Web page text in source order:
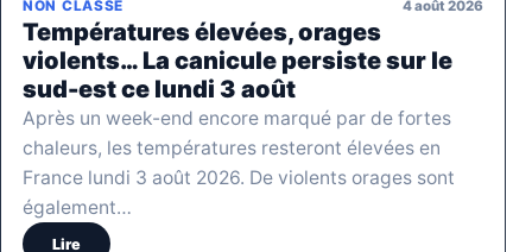
NON CLASSÉ 4 août 2026
Températures élevées, orages
violents… La canicule persiste sur le
sud-est ce lundi 3 août
Après un week-end encore marqué par de fortes
chaleurs, les températures resteront élevées en
France lundi 3 août 2026. De violents orages sont
également…
Lire